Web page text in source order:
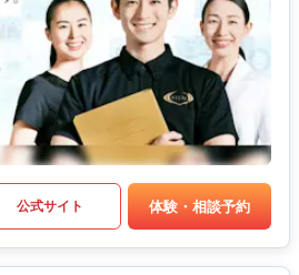
公式サイト 体験・相談予約